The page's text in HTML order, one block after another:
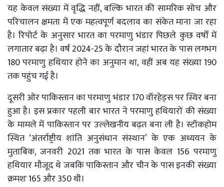
यह केवल संख्या में वृद्धि नहीं, बल्कि भारत की सामरिक सोच और
परिचालन क्षमता में एक महत्वपूर्ण बदलाव का संकेत माना जा रहा
है। रिपोर्ट के अनुसार भारत का परमाणु भंडार पिछले कुछ वर्षों में
लगातार बढ़ा है। वर्ष 2024-25 के दौरान जहां भारत के पास लगभग
180 परमाणु हथियार होने का अनुमान था, वहीं अब यह संख्या 190
तक पहुंच गई है।
दूसरी ओर पाकिस्तान का परमाणु भंडार 170 वॉरहेड्स पर स्थिर बना
हुआ है। इस प्रकार पहली बार भारत ने परमाणु हथियारों की संख्या
के मामले में पाकिस्तान पर उल्लेखनीय बढ़त बना ली है। स्टॉकहोम
स्थित ‘अंतर्राष्ट्रीय शांति अनुसंधान संस्थान’ के एक अध्ययन के
मुताबिक, जनवरी 2021 तक भारत के पास केवल 156 परमाणु
हथियार मौजूद थे जबकि पाकिस्तान और चीन के पास इनकी संख्या
क्रमशः 165 और 350 थी।